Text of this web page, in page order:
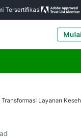
Tersertifikasi
Transformasi Layanan